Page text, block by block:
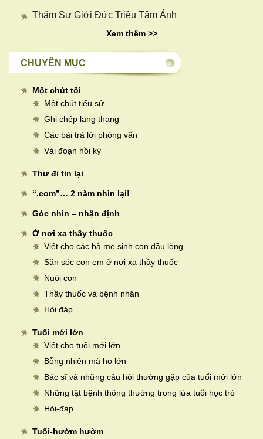
Thăm Sư Giới Đức Triều Tâm Ảnh
Xem thêm >>
CHUYÊN MỤC
Một chút tôi
Một chút tiểu sử
Ghi chép lang thang
Các bài trả lời phỏng vấn
Vài đoạn hồi ký
Thư đi tin lại
“.com”… 2 năm nhìn lại!
Góc nhìn – nhận định
Ở nơi xa thầy thuốc
Viết cho các bà mẹ sinh con đầu lòng
Săn sóc con em ở nơi xa thầy thuốc
Nuôi con
Thầy thuốc và bệnh nhân
Hỏi đáp
Tuổi mới lớn
Viết cho tuổi mới lớn
Bỗng nhiên mà họ lớn
Bác sĩ và những câu hỏi thường gặp của tuổi mới lớn
Những tật bệnh thông thường trong lứa tuổi học trò
Hỏi-đáp
Tuổi-hườm hườm